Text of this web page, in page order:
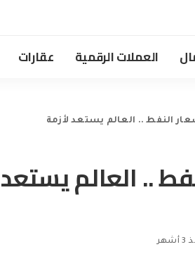
العملات الرقمية عقارات
النفط .. العالم يستعد لأزمة
.. العالم يستعد